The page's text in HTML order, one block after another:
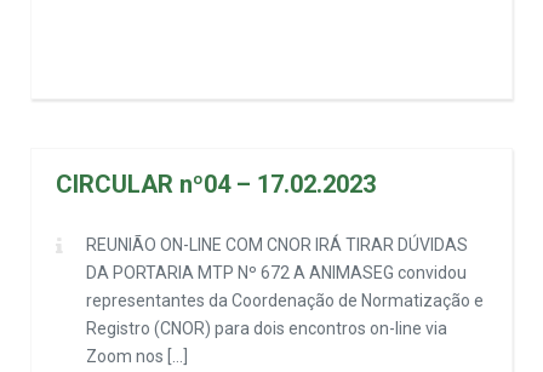
CIRCULAR nº04 – 17.02.2023
REUNIÃO ON-LINE COM CNOR IRÁ TIRAR DÚVIDAS
DA PORTARIA MTP Nº 672 A ANIMASEG convidou
representantes da Coordenação de Normatização e
Registro (CNOR) para dois encontros on-line via
Zoom nos […]